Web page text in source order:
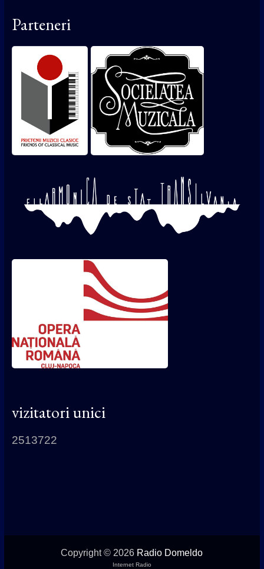
Parteneri
vizitatori unici
2513722
Copyright © 2026 Radio Domeldo
Internet Radio